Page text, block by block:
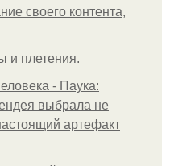
своего контента,
и плетения.
- Паука:
выбрала не
артефакт